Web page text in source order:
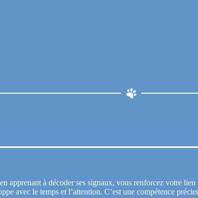
apprenant à décoder ses signaux, vous renforcez votre
avec le temps et l’attention. C’est une compétence